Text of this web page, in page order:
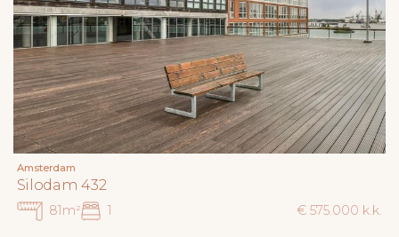
Amsterdam
Silodam 432
81m² 1 € 575.000 k.k.